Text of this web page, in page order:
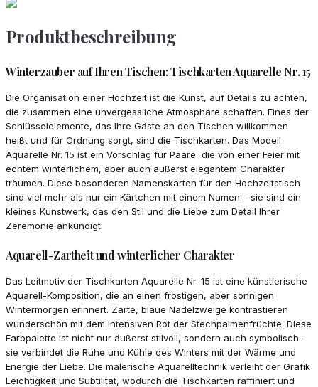
Produktbeschreibung
Winterzauber auf Ihren Tischen: Tischkarten Aquarelle Nr. 15
Die Organisation einer Hochzeit ist die Kunst, auf Details zu achten,
die zusammen eine unvergessliche Atmosphäre schaffen. Eines der
Schlüsselelemente, das Ihre Gäste an den Tischen willkommen
heißt und für Ordnung sorgt, sind die Tischkarten. Das Modell
Aquarelle Nr. 15 ist ein Vorschlag für Paare, die von einer Feier mit
echtem winterlichem, aber auch äußerst elegantem Charakter
träumen. Diese besonderen Namenskarten für den Hochzeitstisch
sind viel mehr als nur ein Kärtchen mit einem Namen – sie sind ein
kleines Kunstwerk, das den Stil und die Liebe zum Detail Ihrer
Zeremonie ankündigt.
Aquarell-Zartheit und winterlicher Charakter
Das Leitmotiv der Tischkarten Aquarelle Nr. 15 ist eine künstlerische
Aquarell-Komposition, die an einen frostigen, aber sonnigen
Wintermorgen erinnert. Zarte, blaue Nadelzweige kontrastieren
wunderschön mit dem intensiven Rot der Stechpalmenfrüchte. Diese
Farbpalette ist nicht nur äußerst stilvoll, sondern auch symbolisch –
sie verbindet die Ruhe und Kühle des Winters mit der Wärme und
Energie der Liebe. Die malerische Aquarelltechnik verleiht der Grafik
Leichtigkeit und Subtilität, wodurch die Tischkarten raffiniert und